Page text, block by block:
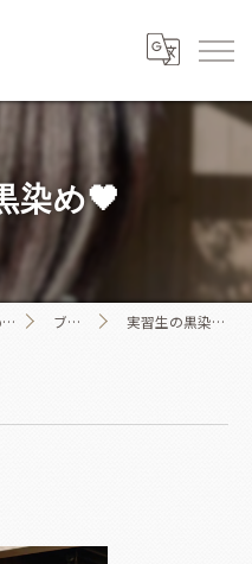
染め🖤
松江でカウンセリングならikoisalon melo ブログ 実習生の黒染め🖤